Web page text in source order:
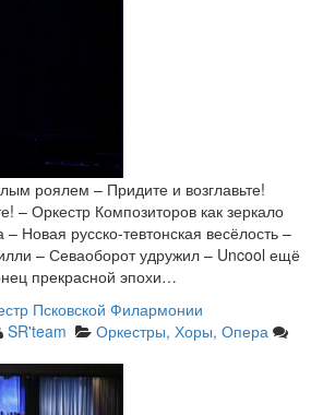
роялем – Придите и возглавьте!
– Оркестр Композиторов как зеркало
– Новая русско-тевтонская весёлость –
– Севаоборот удружил – Uncool ещё
прекрасной эпохи…
Псковской Филармонии
SR'team
Оркестры, Хоры, Опера